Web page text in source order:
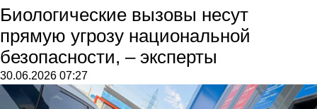
Биологические вызовы несут
прямую угрозу национальной
безопасности, – эксперты
30.06.2026 07:27